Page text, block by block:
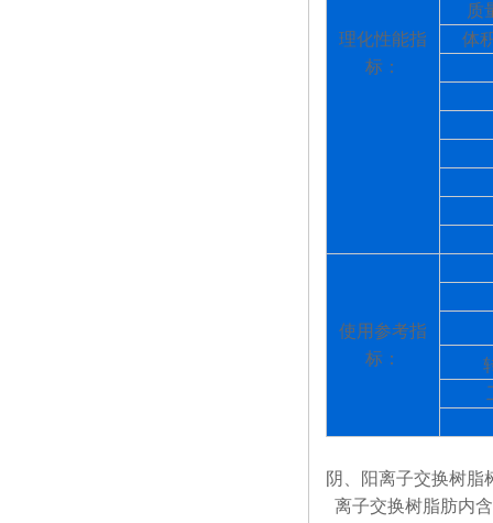
理化性能指
标：
质
体
使用参考指
标：
阴、阳离子交换树脂
离子交换树脂肪内